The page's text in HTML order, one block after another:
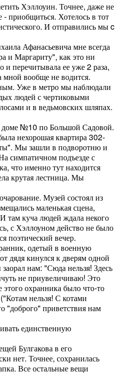
Хэллоуин. Точнее, даже не
- приобщиться. Хотелось в тот
И отправились мы c
Афанасьевича мне всегда
и Маргариту", как это ни
перечитывала ее уже 2 раза,
мной вообще не водится.
Уже в метро мы наблюдали
людей с чертиковыми
и в ведьмовских шляпах.
доме №10 по Большой Садовой.
нехорошая квартира 302-
Мы зашли в подворотню и
симпатичном подъезде с
что именно тут находится
крутая лестница. Мы
Музей состоял из
маленькая сцена,
там куча людей ждала некого
с Хэллоуном действо не было
поэтический вечер.
одетый в военную
дядя кинулся к дверям одной
нам: "Сюда нельзя! Здесь
не приувеличиваю! Это
охранника было что-то
нельзя! С котами
"доброго" приветствия нам
единственную
Булгакова в его
нет. Точнее, сохранилась
Все остальные вещи